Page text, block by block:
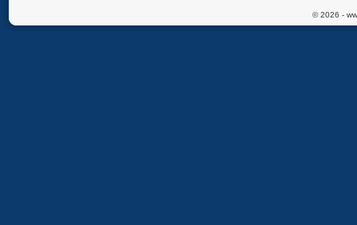
© 2026 -